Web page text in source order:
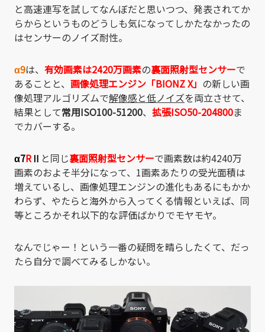
と高速連写を試してなんぼだと思いつつ、発表されてか
らからというものどうしも気になってしかたなかったの
はセンサーのノイズ耐性。
α9は、 有効画素は2420万画素の裏面照射型センサーで
あることと、 画像処理エンジン「BIONZ X」 の新しい画
像処理アルゴリズムで解像感と低ノイズを両立させて、
結果として常用ISO100-51200、 拡張ISO50-204800ま
でカバーする。
α7RⅡ と同じ裏面照射型センサーで画素数は約4240万
画素のおよそ半分になって、1画素あたりの受光面積は
増えているし、画像処理エンジンの進化もあるにもかか
わらず、やたらと海外から入ってくる情報といえば、同
等ところかそれ以下的な評価ばかりでモヤモヤ。
なんでじゃー！という一番の疑問を晴らしたくて、だっ
たら自分で調べてみるしかない。